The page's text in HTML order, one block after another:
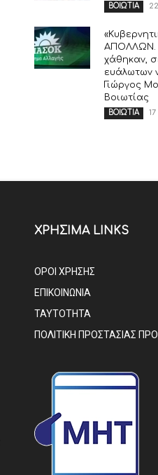
ΒΟΙΩΤΙΑ
ΑΠΟΛΛΩΝ.
χάθηκαν,
ευάλωτων
Γιώργος
Βοιωτίας
ΒΟΙΩΤΙΑ
ΧΡΗΣΙΜΑ LINKS
ΟΡΟΙ ΧΡΗΣΗΣ
ΕΠΙΚΟΙΝΩΝΙΑ
ΤΑΥΤΟΤΗΤΑ
ΠΟΛΙΤΙΚΗ ΠΡΟΣΤΑΣΙΑΣ